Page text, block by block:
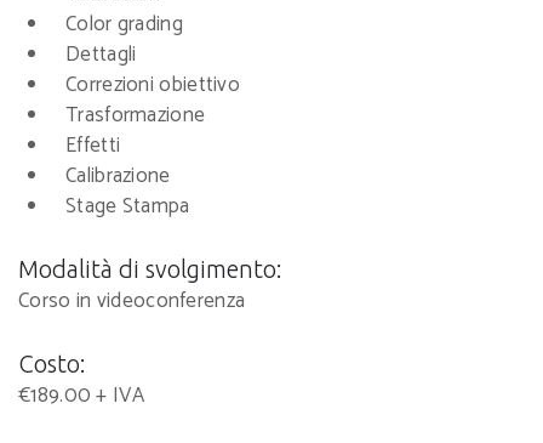
Color grading
Dettagli
Correzioni obiettivo
Trasformazione
Effetti
Calibrazione
Stage Stampa
Modalità di svolgimento:
Corso in videoconferenza
Costo:
€189.00 + IVA